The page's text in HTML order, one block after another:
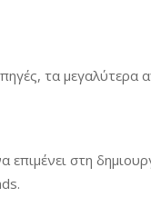
τα
επιμένει στη